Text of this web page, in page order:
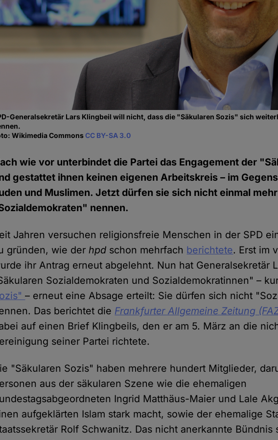
Generalsekretär Lars Klingbeil will nicht, dass die "Säkularen Sozis" sich
Wikimedia CommonsCC BY-SA 3.0
wie vor unterbindet die Partei das Engagement der
gestattet ihnen keinen eigenen Arbeitskreis – im
und Muslimen. Jetzt dürfen sie sich nicht einmal mehr
nennen.
Jahren versuchen religionsfreie Menschen in der SPD
gründen, wie derhpd schon mehrfach berichtete. Erst im
ihr Antrag erneut abgelehnt. Nun hat Generalsekretär
Sozialdemokraten und Sozialdemokratinnen" –
– erneut eine Absage erteilt: Sie dürfen sich nicht
Das berichtet die Frankfurter Allgemeine Zeitung
auf einen Brief Klingbeils, den er am 5. März an die
seiner Partei richtete.
"Säkularen Sozis" haben mehrere hundert Mitglieder,
aus der säkularen Szene wie die ehemaligen
Ingrid Matthäus-Maier und Lale
aufgeklärten Islam stark macht, sowie der ehemalige
Rolf Schwanitz. Das nicht anerkannte